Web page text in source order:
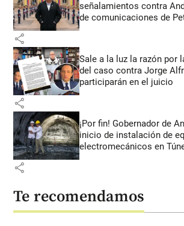
señalamientos contra
de comunicaciones de
share
Sale a la luz la razón por
del caso contra Jorge
participarán en el juicio
share
¡Por fin! Gobernador de
inicio de instalación de
electromecánicos en
share
Te recomendamos